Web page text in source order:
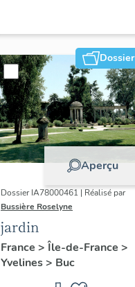
Dossier
Aperçu
Dossier IA78000461 | Réalisé par
Bussière Roselyne
jardin
France > Île-de-France >
Yvelines> Buc